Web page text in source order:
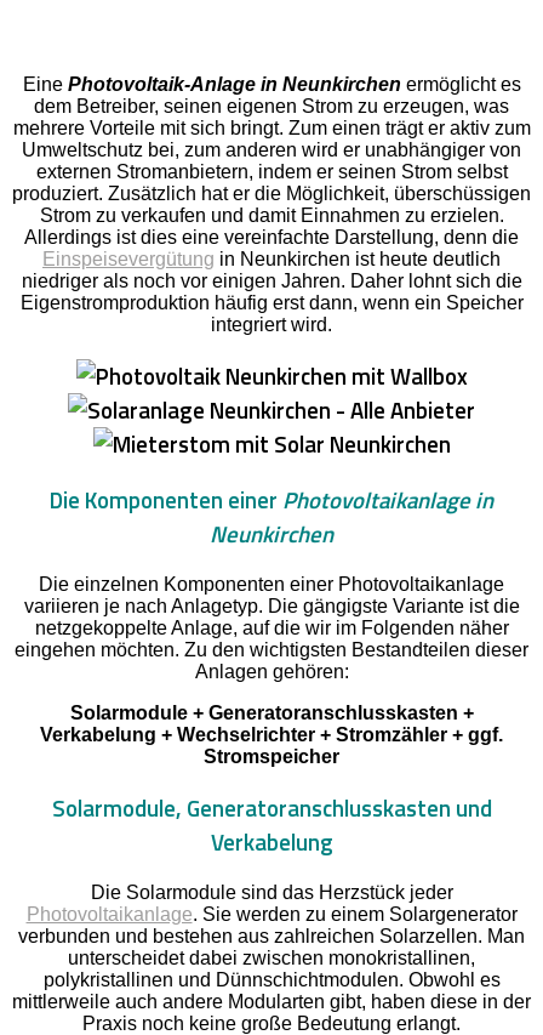
Eine Photovoltaik-Anlage in Neunkirchen ermöglicht es
dem Betreiber, seinen eigenen Strom zu erzeugen, was
mehrere Vorteile mit sich bringt. Zum einen trägt er aktiv zum
Umweltschutz bei, zum anderen wird er unabhängiger von
externen Stromanbietern, indem er seinen Strom selbst
produziert. Zusätzlich hat er die Möglichkeit, überschüssigen
Strom zu verkaufen und damit Einnahmen zu erzielen.
Allerdings ist dies eine vereinfachte Darstellung, denn die
Einspeisevergütung in Neunkirchen ist heute deutlich
niedriger als noch vor einigen Jahren. Daher lohnt sich die
Eigenstromproduktion häufig erst dann, wenn ein Speicher
integriert wird.
Die Komponenten einer Photovoltaikanlage in
Neunkirchen
Die einzelnen Komponenten einer Photovoltaikanlage
variieren je nach Anlagetyp. Die gängigste Variante ist die
netzgekoppelte Anlage, auf die wir im Folgenden näher
eingehen möchten. Zu den wichtigsten Bestandteilen dieser
Anlagen gehören:
Solarmodule + Generatoranschlusskasten +
Verkabelung + Wechselrichter + Stromzähler + ggf.
Stromspeicher
Solarmodule, Generatoranschlusskasten und
Verkabelung
Die Solarmodule sind das Herzstück jeder
Photovoltaikanlage. Sie werden zu einem Solargenerator
verbunden und bestehen aus zahlreichen Solarzellen. Man
unterscheidet dabei zwischen monokristallinen,
polykristallinen und Dünnschichtmodulen. Obwohl es
mittlerweile auch andere Modularten gibt, haben diese in der
Praxis noch keine große Bedeutung erlangt.